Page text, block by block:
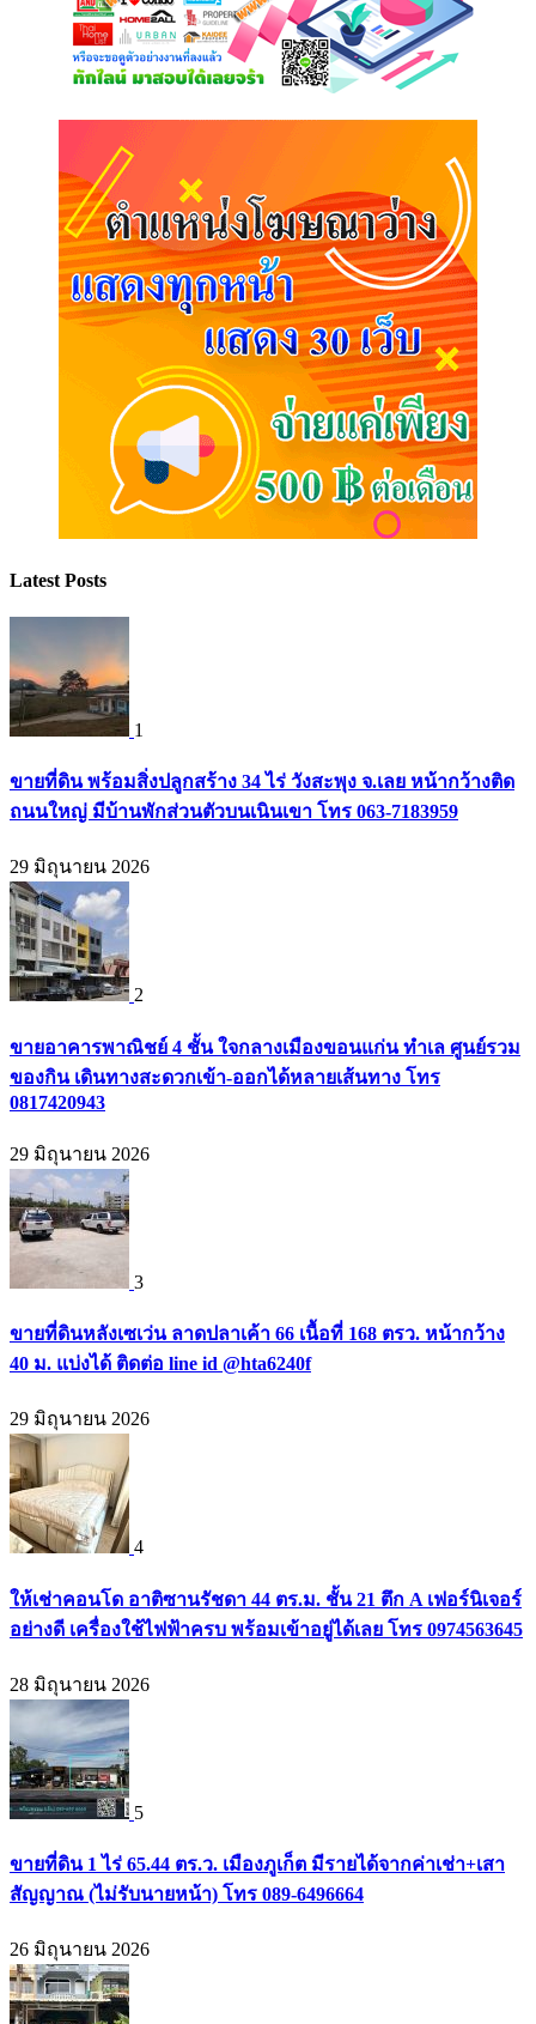
Latest Posts
1
ขายที่ดิน พร้อมสิ่งปลูกสร้าง 34 ไร่ วังสะพุง จ.เลย หน้ากว้างติด
ถนนใหญ่ มีบ้านพักส่วนตัวบนเนินเขา โทร 063-7183959
29 มิถุนายน 2026
2
ขายอาคารพาณิชย์ 4 ชั้น ใจกลางเมืองขอนแก่น ทำเล ศูนย์รวม
ของกิน เดินทางสะดวกเข้า-ออกได้หลายเส้นทาง โทร
0817420943
29 มิถุนายน 2026
3
ขายที่ดินหลังเซเว่น ลาดปลาเค้า 66 เนื้อที่ 168 ตรว. หน้ากว้าง
40 ม. แบ่งได้ ติดต่อ line id @hta6240f
29 มิถุนายน 2026
4
ให้เช่าคอนโด อาติซานรัชดา 44 ตร.ม. ชั้น 21 ตึก A เฟอร์นิเจอร์
อย่างดี เครื่องใช้ไฟฟ้าครบ พร้อมเข้าอยู่ได้เลย โทร 0974563645
28 มิถุนายน 2026
5
ขายที่ดิน 1 ไร่ 65.44 ตร.ว. เมืองภูเก็ต มีรายได้จากค่าเช่า+เสา
สัญญาณ (ไม่รับนายหน้า) โทร 089-6496664
26 มิถุนายน 2026